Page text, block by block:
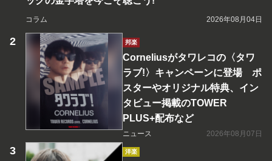
コラム 2026年08月04日
邦楽
Corneliusがタワレコの〈タワ
ラブ!〉キャンペーンに登場 ポ
スターやオリジナル特典、イン
タビュー掲載のTOWER
PLUS+配布など
ニュース 2026年08月07日
洋楽